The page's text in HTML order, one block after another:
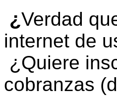
¿Verdad
internet de
¿Quiere
cobranzas